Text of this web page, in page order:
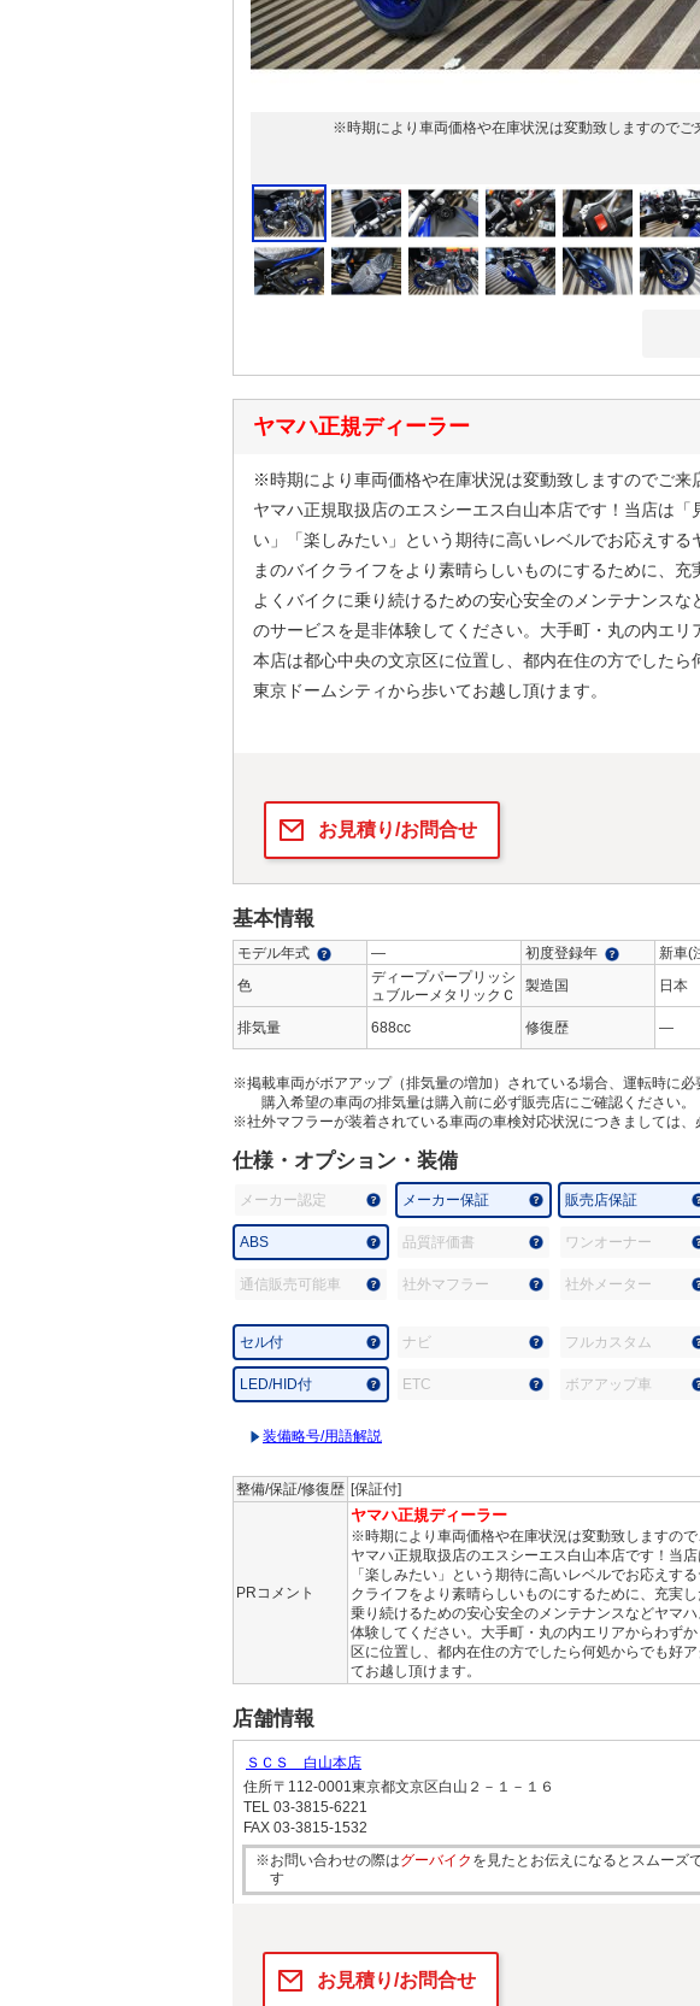
※時期により車両価格や在庫状況は変動致しますのでご
ヤマハ正規ディーラー
※時期により車両価格や在庫状況は変動致しますのでご来
ヤマハ正規取扱店のエスシーエス白山本店です！当店は
い」「楽しみたい」という期待に高いレベルでお応えす
まのバイクライフをより素晴らしいものにするために、
よくバイクに乗り続けるための安心安全のメンテナンス
のサービスを是非体験してください。大手町・丸の内エ
本店は都心中央の文京区に位置し、都内在住の方でした
東京ドームシティから歩いてお越し頂けます。
お見積り/お問合せ
基本情報
モデル年式 ― 初度登録年 新車(
色
ディープパープリッシ
ュブルーメタリックＣ
製造国 日本
排気量 688cc 修復歴 ―
※掲載車両がボアアップ（排気量の増加）されている場合、運転時に必
購入希望の車両の排気量は購入前に必ず販売店にご確認ください。
※社外マフラーが装着されている車両の車検対応状況につきましては、
仕様・オプション・装備
メーカー認定 メーカー保証 販売店保証
ABS 品質評価書 ワンオーナー
通信販売可能車 社外マフラー 社外メーター
セル付 ナビ フルカスタム
LED/HID付 ETC ボアアップ車
装備略号/用語解説
整備/保証/修復歴 [保証付]
PRコメント
ヤマハ正規ディーラー
※時期により車両価格や在庫状況は変動致しますので
ヤマハ正規取扱店のエスシーエス白山本店です！当
「楽しみたい」という期待に高いレベルでお応えす
クライフをより素晴らしいものにするために、充実
乗り続けるための安心安全のメンテナンスなどヤマ
体験してください。大手町・丸の内エリアからわず
区に位置し、都内在住の方でしたら何処からでも好
てお越し頂けます。
店舗情報
ＳＣＳ 白山本店
住所〒112-0001東京都文京区白山２－１－１６
TEL 03-3815-6221
FAX 03-3815-1532
※お問い合わせの際はグーバイク を見たとお伝えになるとスムーズ
す
お見積り/お問合せ